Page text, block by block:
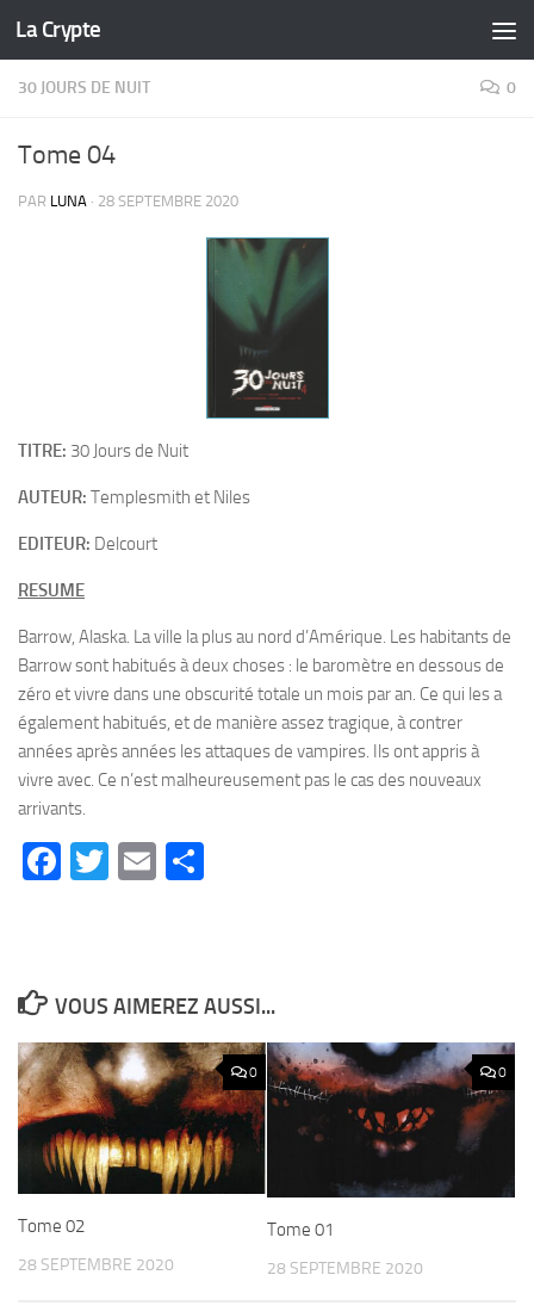
Skip to content
La Crypte
30 JOURS DE NUIT 0
Tome 04
PAR LUNA · 28 SEPTEMBRE 2020
TITRE: 30 Jours de Nuit
AUTEUR: Templesmith et Niles
EDITEUR: Delcourt
RESUME
Barrow, Alaska. La ville la plus au nord d’Amérique. Les habitants de
Barrow sont habitués à deux choses : le baromètre en dessous de
zéro et vivre dans une obscurité totale un mois par an. Ce qui les a
également habitués, et de manière assez tragique, à contrer
années après années les attaques de vampires. Ils ont appris à
vivre avec. Ce n’est malheureusement pas le cas des nouveaux
arrivants.
Facebook
Twitter
Email
VOUS AIMEREZ AUSSI...
0
Tome 02
28 SEPTEMBRE 2020
0
Tome 01
28 SEPTEMBRE 2020